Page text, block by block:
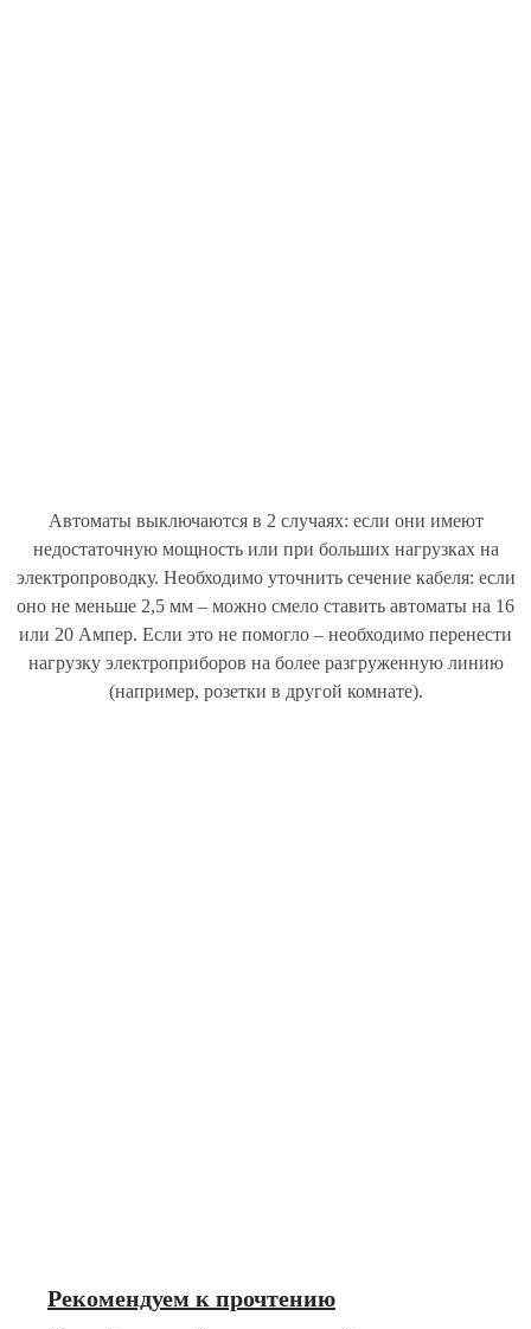
Автоматы выключаются в 2 случаях: если они имеют
недостаточную мощность или при больших нагрузках на
электропроводку. Необходимо уточнить сечение кабеля: если
оно не меньше 2,5 мм – можно смело ставить автоматы на 16
или 20 Ампер. Если это не помогло – необходимо перенести
нагрузку электроприборов на более разгруженную линию
(например, розетки в другой комнате).
Рекомендуем к прочтению